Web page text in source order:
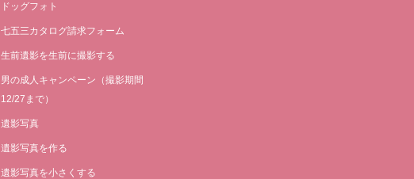
ドッグフォト
七五三カタログ請求フォーム
生前遺影を生前に撮影する
男の成人キャンペーン（撮影期間
12/27まで）
遺影写真
遺影写真を作る
遺影写真を小さくする